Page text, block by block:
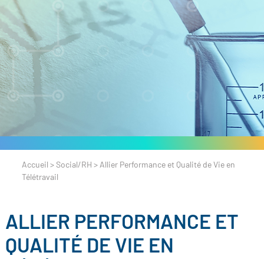
Accueil > Social/RH > Allier Performance et Qualité de Vie en
Télétravail
ALLIER PERFORMANCE ET
QUALITÉ DE VIE EN